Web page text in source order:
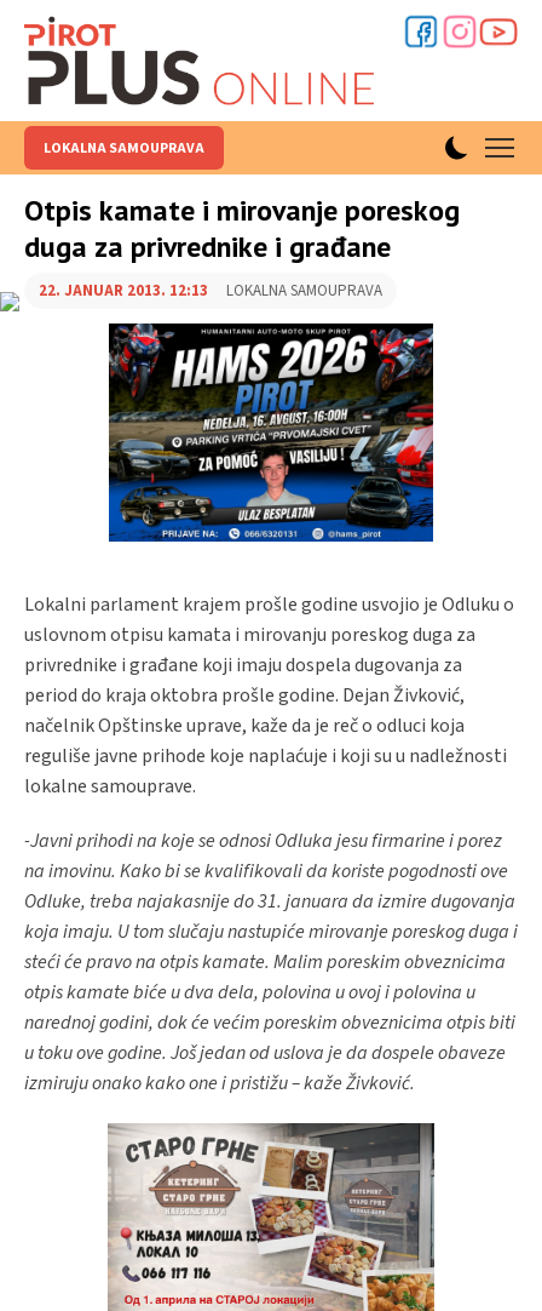
LOKALNA SAMOUPRAVA
Otpis kamate i mirovanje poreskog
duga za privrednike i građane
22. JANUAR 2013. 12:13 LOKALNA SAMOUPRAVA
Lokalni parlament krajem prošle godine usvojio je Odluku o
uslovnom otpisu kamata i mirovanju poreskog duga za
privrednike i građane koji imaju dospela dugovanja za
period do kraja oktobra prošle godine. Dejan Živković,
načelnik Opštinske uprave, kaže da je reč o odluci koja
reguliše javne prihode koje naplaćuje i koji su u nadležnosti
lokalne samouprave.
-Javni prihodi na koje se odnosi Odluka jesu firmarine i porez
na imovinu. Kako bi se kvalifikovali da koriste pogodnosti ove
Odluke, treba najakasnije do 31. januara da izmire dugovanja
koja imaju. U tom slučaju nastupiće mirovanje poreskog duga i
steći će pravo na otpis kamate. Malim poreskim obveznicima
otpis kamate biće u dva dela, polovina u ovoj i polovina u
narednoj godini, dok će većim poreskim obveznicima otpis biti
u toku ove godine. Još jedan od uslova je da dospele obaveze
izmiruju onako kako one i pristižu – kaže Živković.